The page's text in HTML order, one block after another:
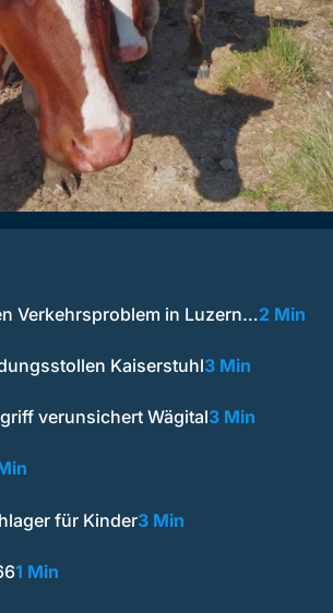
Verkehrsproblem in Luzern…2 Min
Kaiserstuhl3 Min
verunsichert Wägital3 Min
für Kinder3 Min
1 Min